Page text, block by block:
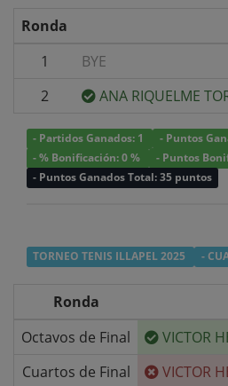
Ronda
1
BYE
2
ANA RIQUELME
- Partidos Ganados: 1
- Puntos
- % Bonificación: 0 %
- Puntos
- Puntos Ganados Total: 35 puntos
TORNEO TENIS ILLAPEL 2025 -
Ronda
Octavos de Final
VICTOR
Cuartos de Final
VICTOR